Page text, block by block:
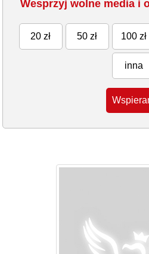
Wesprzyj wolne media i
20 zł 50 zł 100 zł
inna